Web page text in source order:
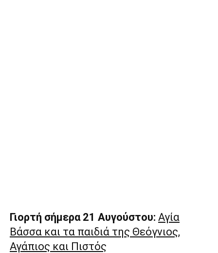
Γιορτή σήμερα 21 Αυγούστου: Αγία
Βάσσα και τα παιδιά της Θεόγνιος,
Αγάπιος και Πιστός